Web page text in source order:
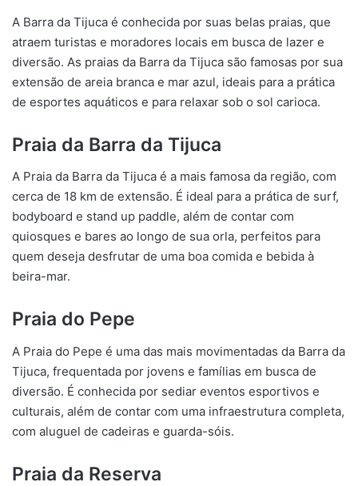
A Barra da Tijuca é conhecida por suas belas praias, que
atraem turistas e moradores locais em busca de lazer e
diversão. As praias da Barra da Tijuca são famosas por sua
extensão de areia branca e mar azul, ideais para a prática
de esportes aquáticos e para relaxar sob o sol carioca.
Praia da Barra da Tijuca
A Praia da Barra da Tijuca é a mais famosa da região, com
cerca de 18 km de extensão. É ideal para a prática de surf,
bodyboard e stand up paddle, além de contar com
quiosques e bares ao longo de sua orla, perfeitos para
quem deseja desfrutar de uma boa comida e bebida à
beira-mar.
Praia do Pepe
A Praia do Pepe é uma das mais movimentadas da Barra da
Tijuca, frequentada por jovens e famílias em busca de
diversão. É conhecida por sediar eventos esportivos e
culturais, além de contar com uma infraestrutura completa,
com aluguel de cadeiras e guarda-sóis.
Praia da Reserva